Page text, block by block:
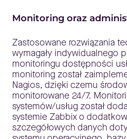
Monitoring oraz
Zastosowane rozwiązania
wymagały indywidualnego
monitoringu dostępności
monitoring został
Nagios, dzięki czemu
monitorowane 24/7.
systemów/usług został
systemie Zabbix o
szczegółowych danych